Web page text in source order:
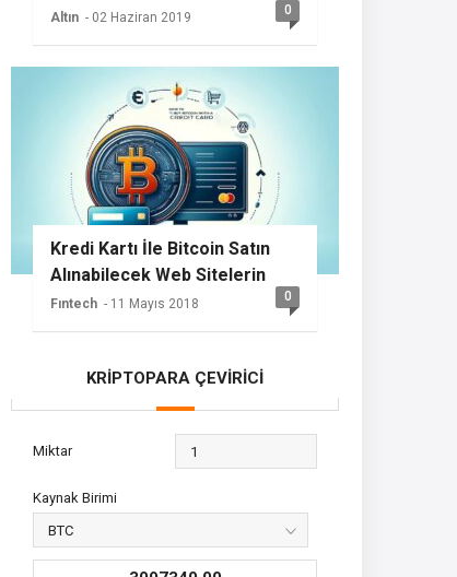
Altın - 02 Haziran 2019 0
Kredi Kartı İle Bitcoin Satın
Alınabilecek Web Sitelerin
Listesi
Fıntech - 11 Mayıs 2018 0
KRİPTOPARA ÇEVİRİCİ
Miktar
Kaynak Birimi